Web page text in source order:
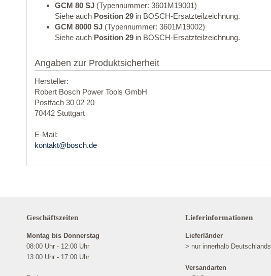
GCM 80 SJ (Typennummer: 3601M19001)
Siehe auch Position 29 in BOSCH-Ersatzteilzeichnung.
GCM 8000 SJ (Typennummer: 3601M19002)
Siehe auch Position 29 in BOSCH-Ersatzteilzeichnung.
Angaben zur Produktsicherheit
Hersteller:
Robert Bosch Power Tools GmbH
Postfach 30 02 20
70442 Stuttgart
E-Mail:
kontakt@bosch.de
Geschäftszeiten
Montag bis Donnerstag
08:00 Uhr - 12:00 Uhr
13:00 Uhr - 17:00 Uhr
Lieferinformationen
Lieferländer
> nur innerhalb Deutschlands
Versandarten